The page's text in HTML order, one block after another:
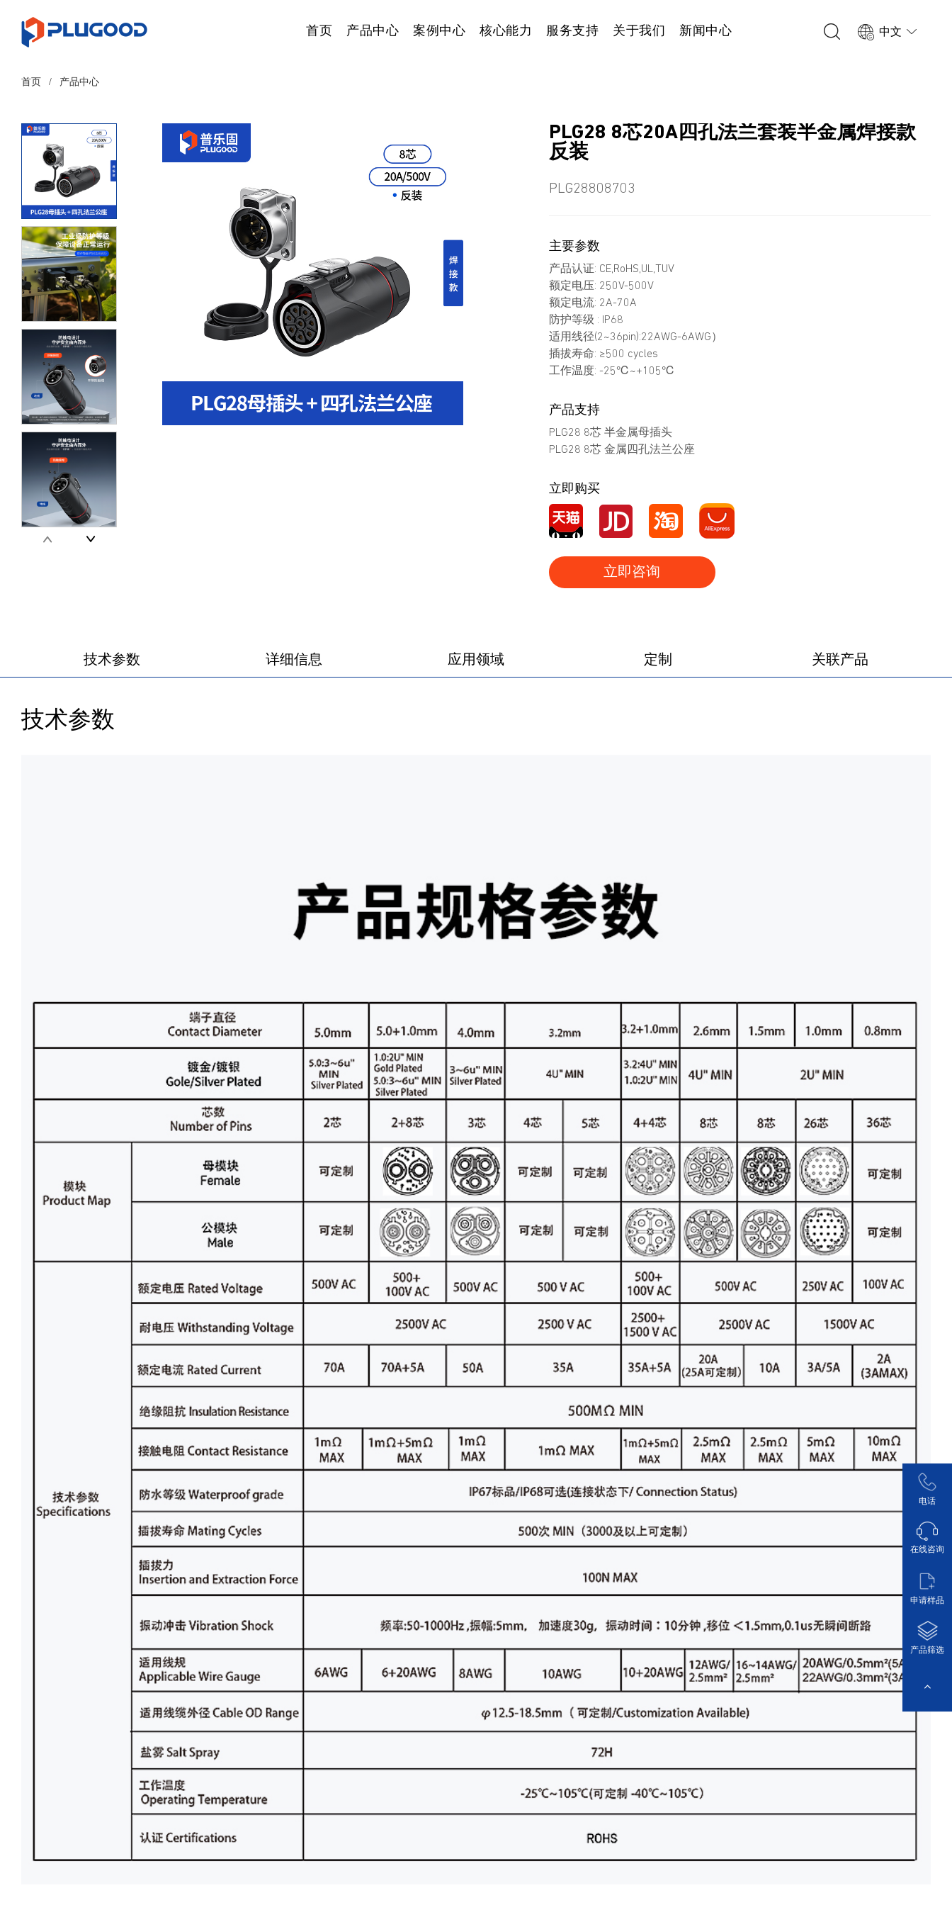
中文
首页 产品中心 案例中心 核心能力 服务支持 关于我们 新闻中心
首页 / 产品中心
PLG28 8芯20A四孔法兰套装半金属焊接款
反装
PLG28808703
主要参数
产品认证: CE,RoHS,UL,TUV
额定电压: 250V-500V
额定电流: 2A-70A
防护等级 : IP68
适用线径(2~36pin):22AWG-6AWG）
插拔寿命: ≥500 cycles
工作温度: -25℃~+105℃
产品支持
PLG28 8芯 半金属母插头
PLG28 8芯 金属四孔法兰公座
立即购买
立即咨询
技术参数 详细信息 应用领域 定制 关联产品
技术参数
电话
在线咨询
申请样品
产品筛选